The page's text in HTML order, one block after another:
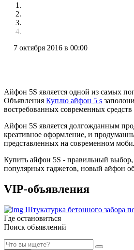
7 октября 2016 в 00:00
Айфон 5S является одной из самых
Объявления Куплю айфон 5 s
востребованных современных средств
Айфон 5S является долгожданным
креативное оформление, и
представленных на современном
Купить айфон 5S - правильный выбор,
популярных гаджетов, новый айфон
VIP-объявления
Штукатурка бетонного забора
Где остановиться
Поиск объявлений